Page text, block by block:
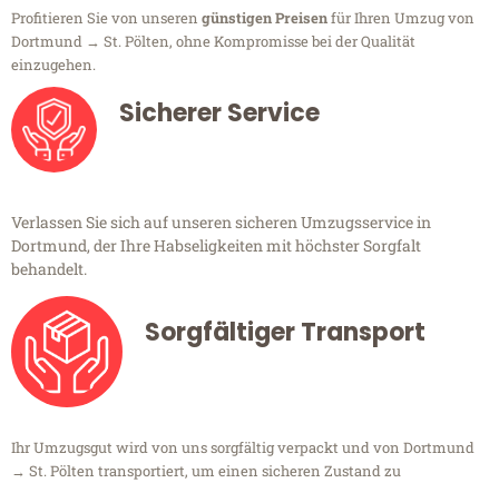
Profitieren Sie von unseren günstigen Preisenfür Ihren Umzug von
Dortmund → St. Pölten, ohne Kompromisse bei der Qualität
einzugehen.
Sicherer Service
Verlassen Sie sich auf unseren sicheren Umzugsservice in
Dortmund, der Ihre Habseligkeiten mit höchster Sorgfalt
behandelt.
Sorgfältiger Transport
Ihr Umzugsgut wird von uns sorgfältig verpackt und von Dortmund
→ St. Pölten transportiert, um einen sicheren Zustand zu